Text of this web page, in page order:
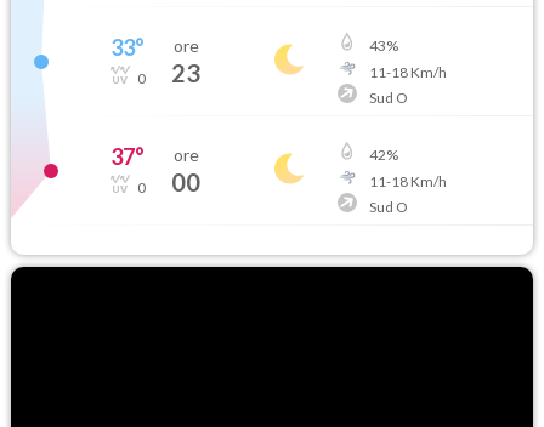
33°
0
ore
23
43%
11-18Km/h
Sud O
37°
0
ore
00
42%
11-18Km/h
Sud O